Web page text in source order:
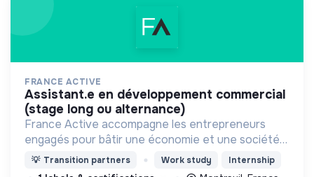
FRANCE ACTIVE
assistant.e en développement commercial
(stage long ou alternance)
France Active accompagne les entrepreneurs
engagés pour bâtir une économie et une société
plus inclusive et plus durable.
💡 Transition partners Work study Internship